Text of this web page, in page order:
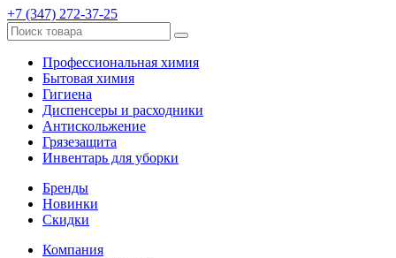
+7 (347) 272-37-25
Профессиональная химия
Бытовая химия
Гигиена
Диспенсеры и расходники
Антискольжение
Грязезащита
Инвентарь для уборки
Бренды
Новинки
Скидки
Компания